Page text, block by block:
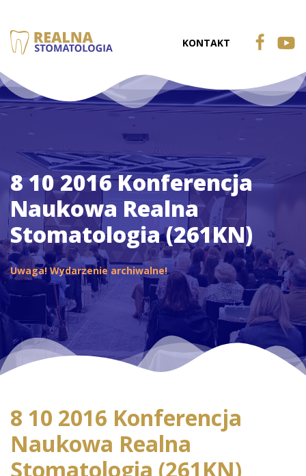
KONTAKT
8 10 2016 Konferencja
Naukowa Realna
Stomatologia (261KN)
Uwaga! Wydarzenie archiwalne!
8 10 2016 Konferencja
Naukowa Realna
Stomatologia (261KN)